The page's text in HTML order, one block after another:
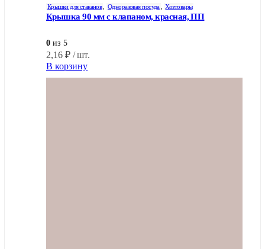
Крышки для стаканов Одноразовая посуда Хозтовары
Крышка 90 мм с клапаном, красная, ПП
0 из 5
2,16 ₽ / шт.
В корзину